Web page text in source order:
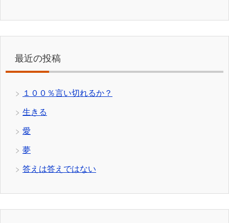
最近の投稿
１００％言い切れるか？
生きる
愛
夢
答えは答えではない